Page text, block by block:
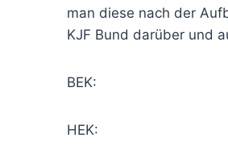
man diese nach der
KJF Bund darüber und
BEK:
HEK: